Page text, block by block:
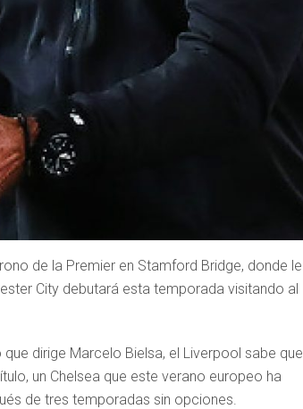
de la Premier en Stamford Bridge, donde le
City debutará esta temporada visitando al
dirige Marcelo Bielsa, el Liverpool sabe que
un Chelsea que este verano europeo ha
de tres temporadas sin opciones.